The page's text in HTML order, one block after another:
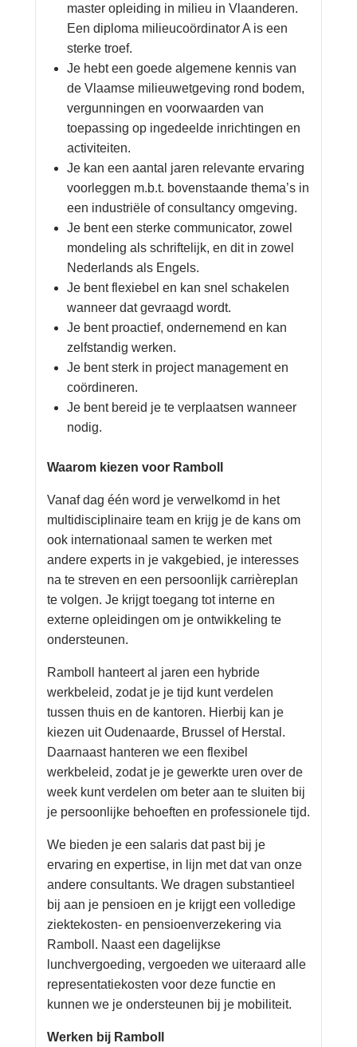
master opleiding in milieu in Vlaanderen.
Een diploma milieucoördinator A is een
sterke troef.
Je hebt een goede algemene kennis van
de Vlaamse milieuwetgeving rond bodem,
vergunningen en voorwaarden van
toepassing op ingedeelde inrichtingen en
activiteiten.
Je kan een aantal jaren relevante ervaring
voorleggen m.b.t. bovenstaande thema’s in
een industriële of consultancy omgeving.
Je bent een sterke communicator, zowel
mondeling als schriftelijk, en dit in zowel
Nederlands als Engels.
Je bent flexiebel en kan snel schakelen
wanneer dat gevraagd wordt.
Je bent proactief, ondernemend en kan
zelfstandig werken.
Je bent sterk in project management en
coördineren.
Je bent bereid je te verplaatsen wanneer
nodig.
Waarom kiezen voor Ramboll
Vanaf dag één word je verwelkomd in het
multidisciplinaire team en krijg je de kans om
ook internationaal samen te werken met
andere experts in je vakgebied, je interesses
na te streven en een persoonlijk carrièreplan
te volgen. Je krijgt toegang tot interne en
externe opleidingen om je ontwikkeling te
ondersteunen.
Ramboll hanteert al jaren een hybride
werkbeleid, zodat je je tijd kunt verdelen
tussen thuis en de kantoren. Hierbij kan je
kiezen uit Oudenaarde, Brussel of Herstal.
Daarnaast hanteren we een flexibel
werkbeleid, zodat je je gewerkte uren over de
week kunt verdelen om beter aan te sluiten bij
je persoonlijke behoeften en professionele tijd.
We bieden je een salaris dat past bij je
ervaring en expertise, in lijn met dat van onze
andere consultants. We dragen substantieel
bij aan je pensioen en je krijgt een volledige
ziektekosten- en pensioenverzekering via
Ramboll. Naast een dagelijkse
lunchvergoeding, vergoeden we uiteraard alle
representatiekosten voor deze functie en
kunnen we je ondersteunen bij je mobiliteit.
Werken bij Ramboll